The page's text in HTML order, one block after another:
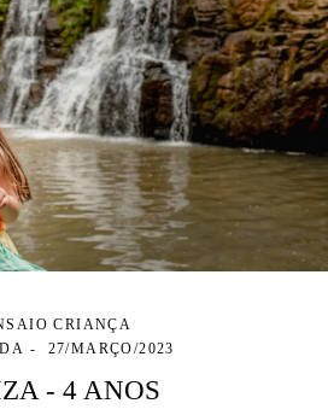
CRIANÇA
27/MARÇO/2023
- 4 ANOS